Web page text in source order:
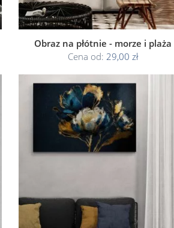
Obraz na płótnie - morze i plaża
Cena od: 29,00 zł